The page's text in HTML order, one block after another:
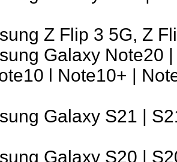
Z Flip 3 5G, Z
Galaxy Note20
l Note10+ |
Galaxy S21 |
Galaxy S20 |